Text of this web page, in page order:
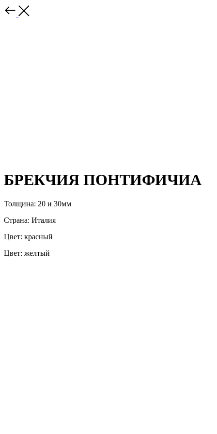
БРЕКЧИЯ ПОНТИФИЧИА
Толщина: 20 и 30мм
Страна: Италия
Цвет: красный
Цвет: желтый